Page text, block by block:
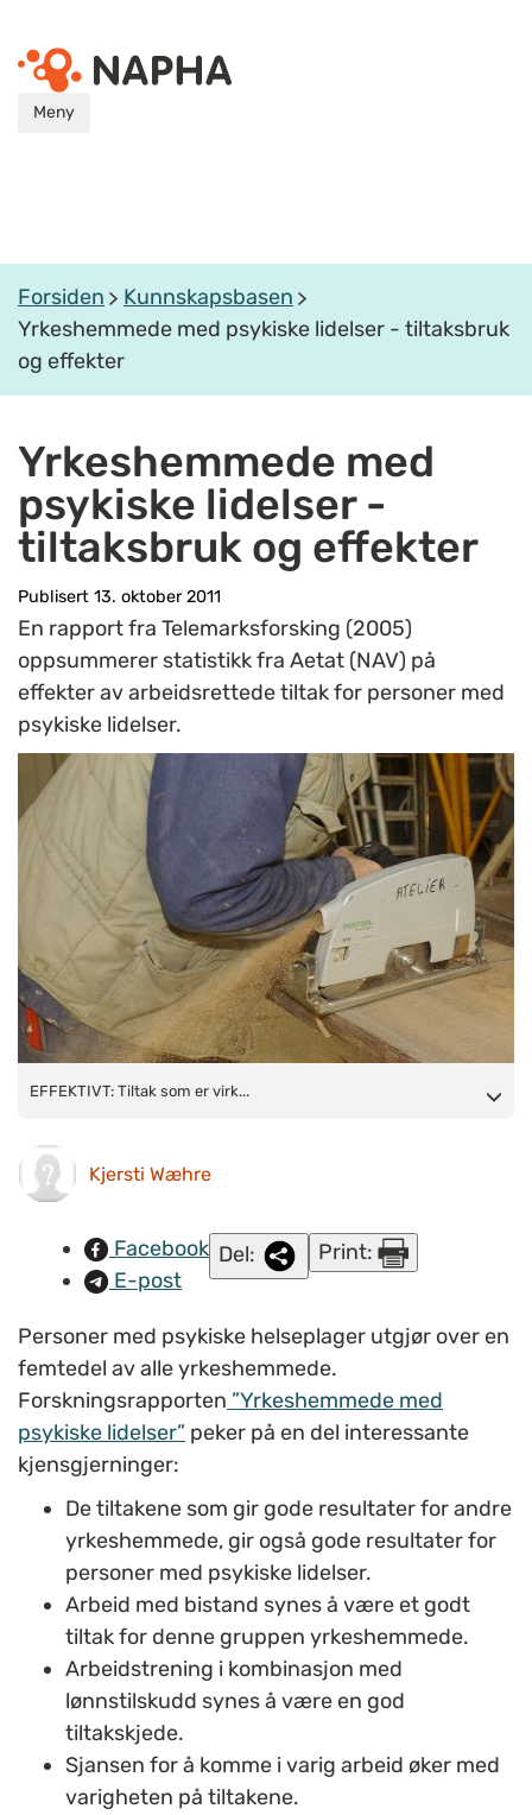
Meny
Forsiden
Kunnskapsbasen
Yrkeshemmede med psykiske lidelser - tiltaksbruk
og effekter
Yrkeshemmede med
psykiske lidelser -
tiltaksbruk og effekter
Publisert 13. oktober 2011
En rapport fra Telemarksforsking (2005)
oppsummerer statistikk fra Aetat (NAV) på
effekter av arbeidsrettede tiltak for personer med
psykiske lidelser.
EFFEKTIVT: Tiltak som er virksomme for å få andre
med psykiske lidelser.
EFFEKTIVT: Tiltak som er virk...
Kjersti Wæhre
Facebook
E-post
Del: Print:
Personer med psykiske helseplager utgjør over en
femtedel av alle yrkeshemmede.
Forskningsrapporten ”Yrkeshemmede med
psykiske lidelser” peker på en del interessante
kjensgjerninger:
De tiltakene som gir gode resultater for andre
yrkeshemmede, gir også gode resultater for
personer med psykiske lidelser.
Arbeid med bistand synes å være et godt
tiltak for denne gruppen yrkeshemmede.
Arbeidstrening i kombinasjon med
lønnstilskudd synes å være en god
tiltakskjede.
Sjansen for å komme i varig arbeid øker med
varigheten på tiltakene.